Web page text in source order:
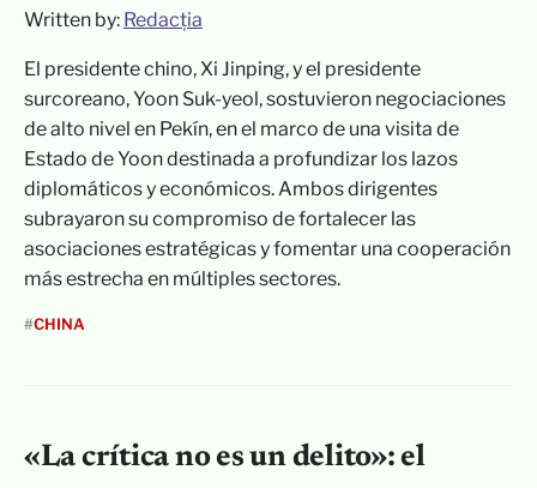
Written by: Redacția
El presidente chino, Xi Jinping, y el presidente
surcoreano, Yoon Suk-yeol, sostuvieron negociaciones
de alto nivel en Pekín, en el marco de una visita de
Estado de Yoon destinada a profundizar los lazos
diplomáticos y económicos. Ambos dirigentes
subrayaron su compromiso de fortalecer las
asociaciones estratégicas y fomentar una cooperación
más estrecha en múltiples sectores.
#CHINA
«La crítica no es un delito»: el